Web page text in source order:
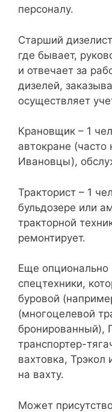
персоналу.
Старший
где бывает,
и отвечает за
дизелей,
осуществляет
Крановщик – 1
автокране (часто
Ивановцы),
Тракторист – 1
бульдозере или
тракторной
ремонтирует.
Еще опционально
спецтехники,
буровой
(многоцелевой
бронированный),
транспортер-
вахтовка, Трэкол
на вахту.
Может